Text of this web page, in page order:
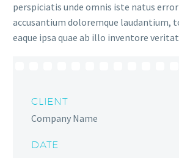
perspiciatis unde omnis iste natus
accusantium doloremque laudantium,
eaque ipsa quae ab illo inventore
CLIENT
Company Name
DATE